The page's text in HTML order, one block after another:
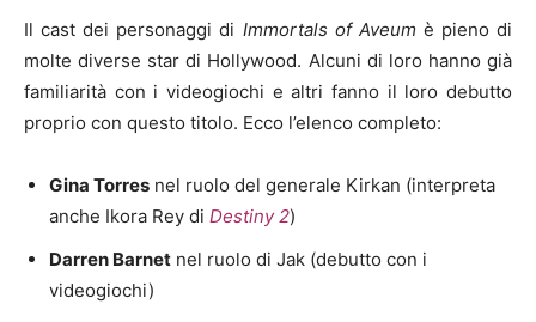
Il cast dei personaggi di Immortals of Aveumè pieno di
molte diverse star di Hollywood. Alcuni di loro hanno già
familiarità con i videogiochi e altri fanno il loro debutto
proprio con questo titolo. Ecco l’elenco completo:
Gina Torres nel ruolo del generale Kirkan (interpreta
anche Ikora Rey di Destiny 2)
Darren Barnet nel ruolo di Jak (debutto con i
videogiochi)